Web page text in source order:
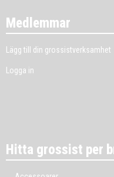
Medlemmar
Lägg till din grossistverksamhet
Logga in
Hitta grossist per